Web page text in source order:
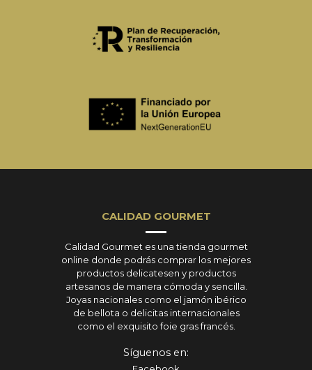
CALIDAD GOURMET
Calidad Gourmet es una tienda gourmet
online donde podrás comprar los mejores
productos delicatesen y productos
artesanos de manera cómoda y sencilla.
Joyas nacionales como el jamón ibérico
de bellota o delicitas internacionales
como el exquisito foie gras francés.
Síguenos en: